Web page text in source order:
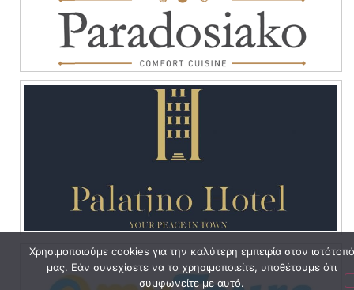
Χρησιμοποιούμε cookies για την καλύτερη εμπειρία στον ιστότοπό
μας. Εάν συνεχίσετε να το χρησιμοποιείτε, υποθέτουμε ότι
συμφωνείτε με αυτό.